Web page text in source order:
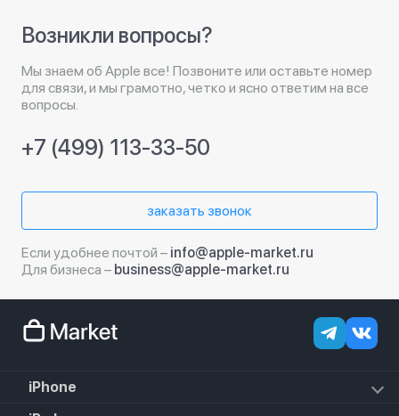
Возникли вопросы?
Мы знаем об Apple все! Позвоните или оставьте номер
для связи, и мы грамотно, четко и ясно ответим на все
вопросы.
+7 (499) 113-33-50
заказать звонок
Если удобнее почтой – info@apple-market.ru
Для бизнеса – business@apple-market.ru
iPhone